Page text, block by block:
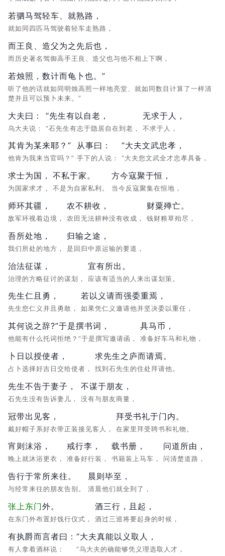
若驷马驾轻车、就熟路，
就如同四匹马驾驶着轻车走熟路，
而王良、造父为之先后也，
而历史著名驾御高手王良、造父也与他不相上下啊，
若烛照，数计而龟卜也。”
听了他的话就如同明烛高照一样地亮堂、就如同数目计算了一样清
楚并且可以预卜未来。”
大夫曰：
乌大夫说：
“先生有以自老，
“石先生有志于隐居自在到老，
无求于人，
不求于人，
其肯为某来耶？”
他肯为我来当官吗？”
从事曰：
手下的人说：
“大夫文武忠孝，
“大夫您文武全才忠孝具备，
求士为国，
为国家求才，
不私于家。
不是为自家私利。
方今寇聚于恒，
当今反寇聚集在恒地，
师环其疆，
敌军环视着边境，
农不耕收，
农田无法耕种没有收成，
财粟殚亡。
钱财粮草殆尽，
吾所处地，
我们所处的地方，
归输之途，
是回归中原运输的要道，
治法征谋，
治理的方略征讨的谋划，
宜有所出。
应该有适当的人来出谋划策。
先生仁且勇，
先生您仁义并且勇敢，
若以义请而强委重焉，
如果凭仁义邀请他并坚决委以重任，
其何说之辞?”于是撰书词，
他能有什么托词拒绝？”于是撰写邀请函，
具马币，
准备好车马和礼物，
卜日以授使者，
占卜选择好吉日交给使者，
求先生之庐而请焉。
找到石先生的住处拜请他。
先生不告于妻子，
石先生没有告诉妻儿，
不谋于朋友，
没有与朋友商量，
冠带出见客，
戴好帽子系好衣带正装接见客人，
拜受书礼于门内。
在家里拜受聘书和礼物。
宵则沫浴，
晚上就沐浴更衣，
戒行李，
准备好行装，
载书册，
书籍装上马车，
问道所由，
问清楚道路，
告行于常所来往。
与经常来往的朋友告别。
晨则毕至，
清晨他们就全到了，
张 上东门外。
在东门外布置好饯行仪式，
酒三行，且起，
酒过三巡将要起身的时候，
有执爵而言者曰：
有人拿着酒杯说：
“大夫真能以义取人，
“乌大夫的确能够凭义理选取人才，